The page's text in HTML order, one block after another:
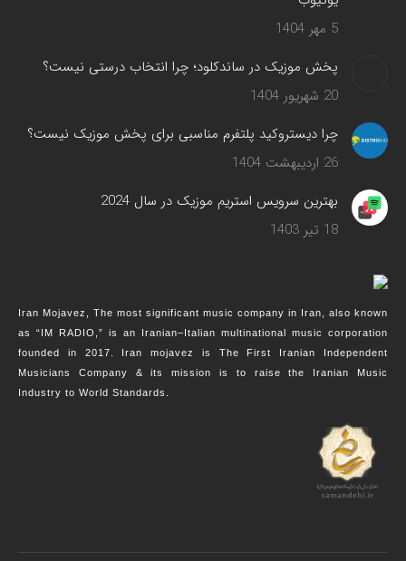
5 مهر 1404
پخش موزیک در ساندکلود؛ چرا انتخاب درستی نیست؟
20 شهریور 1404
چرا دیستروکید پلتفرم مناسبی برای پخش موزیک نیست؟
26 اردیبهشت 1404
بهترین سرویس‌ استریم موزیک در سال 2024
18 تیر 1403
Iran Mojavez, The most significant music company in Iran, also known
as “IM RADIO,” is an Iranian–Italian multinational music corporation
founded in 2017. Iran mojavez is The First Iranian Independent
Musicians Company & its mission is to raise the Iranian Music
Industry to World Standards.